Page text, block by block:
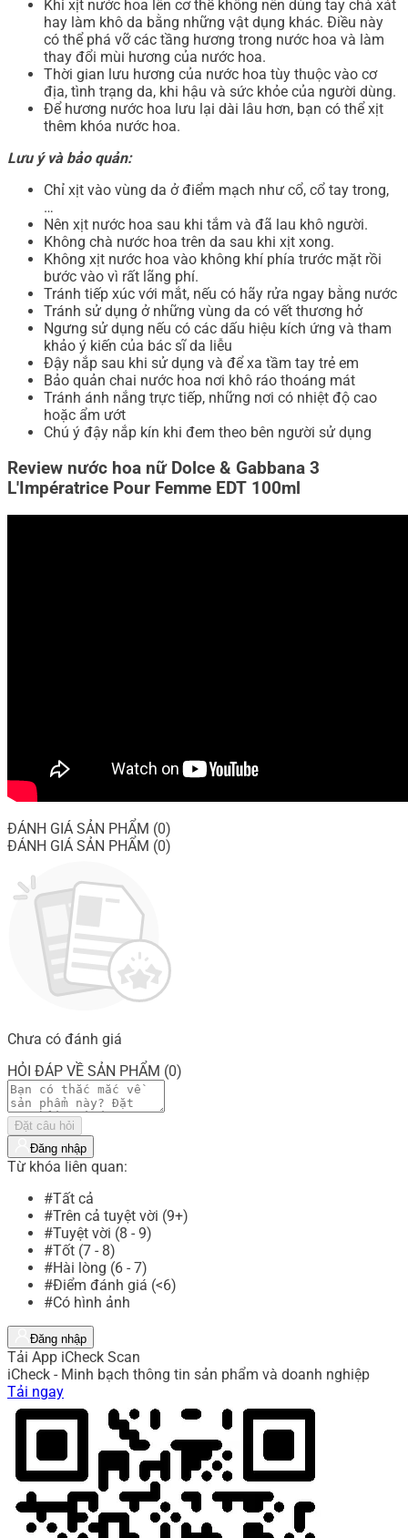
Khi xịt nước hoa lên cơ thể không nên dùng tay chà xát
hay làm khô da bằng những vật dụng khác. Điều này
có thể phá vỡ các tầng hương trong nước hoa và làm
thay đổi mùi hương của nước hoa.
Thời gian lưu hương của nước hoa tùy thuộc vào cơ
địa, tình trạng da, khi hậu và sức khỏe của người dùng.
Để hương nước hoa lưu lại dài lâu hơn, bạn có thể xịt
thêm khóa nước hoa.
Lưu ý và bảo quản:
Chỉ xịt vào vùng da ở điểm mạch như cổ, cổ tay trong,
…
Nên xịt nước hoa sau khi tắm và đã lau khô người.
Không chà nước hoa trên da sau khi xịt xong.
Không xịt nước hoa vào không khí phía trước mặt rồi
bước vào vì rất lãng phí.
Tránh tiếp xúc với mắt, nếu có hãy rửa ngay bằng nước
Tránh sử dụng ở những vùng da có vết thương hở
Ngưng sử dụng nếu có các dấu hiệu kích ứng và tham
khảo ý kiến của bác sĩ da liễu
Đậy nắp sau khi sử dụng và để xa tầm tay trẻ em
Bảo quản chai nước hoa nơi khô ráo thoáng mát
Tránh ánh nắng trực tiếp, những nơi có nhiệt độ cao
hoặc ẩm ướt
Chú ý đậy nắp kín khi đem theo bên người sử dụng
Review nước hoa nữ Dolce & Gabbana 3
L'Impératrice Pour Femme EDT 100ml
ĐÁNH GIÁ SẢN PHẨM (0)
ĐÁNH GIÁ SẢN PHẨM (0)
Chưa có đánh giá
HỎI ĐÁP VỀ SẢN PHẨM (0)
Đặt câu hỏi
Đăng nhập
Từ khóa liên quan:
#Tất cả
#Trên cả tuyệt vời (9+)
#Tuyệt vời (8 - 9)
#Tốt (7 - 8)
#Hài lòng (6 - 7)
#Điểm đánh giá (<6)
#Có hình ảnh
Đăng nhập
Tải App iCheck Scan
iCheck - Minh bạch thông tin sản phẩm và doanh nghiệp
Tải ngay